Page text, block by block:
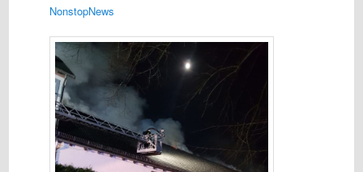
NonstopNews